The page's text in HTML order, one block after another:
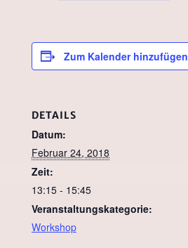
Zum Kalender hinzufügen
DETAILS
Datum:
Februar 24, 2018
Zeit:
13:15 - 15:45
Veranstaltungskategorie:
Workshop